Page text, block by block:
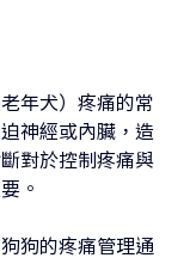
年犬）疼痛的常
神經或內臟，造
對於控制疼痛與
。
狗的疼痛管理通